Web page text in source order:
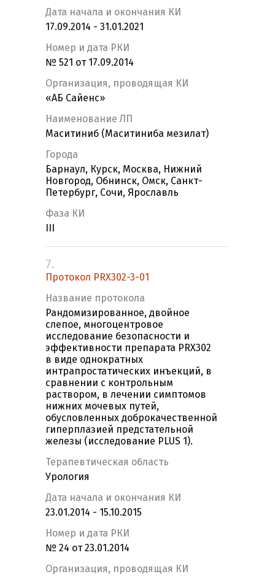
Дата начала и окончания КИ
17.09.2014 - 31.01.2021
Номер и дата РКИ
№ 521 от 17.09.2014
Организация, проводящая КИ
«AБ Сайенс»
Наименование ЛП
Маситиниб (Маситиниба мезилат)
Города
Барнаул, Курск, Москва, Нижний
Новгород, Обнинск, Омск, Санкт-
Петербург, Сочи, Ярославль
Фаза КИ
7.
Протокол PRX302-3-01
Название протокола
Рандомизированное, двойное
слепое, многоцентровое
исследование безопасности и
эффективности препарата PRX302
в виде однократных
интрапростатических инъекций, в
сравнении с контрольным
раствором, в лечении симптомов
нижних мочевых путей,
обусловленных доброкачественной
гиперплазией предстательной
железы (исследование PLUS 1).
Терапевтическая область
Урология
Дата начала и окончания КИ
23.01.2014 - 15.10.2015
Номер и дата РКИ
№ 24 от 23.01.2014
Организация, проводящая КИ